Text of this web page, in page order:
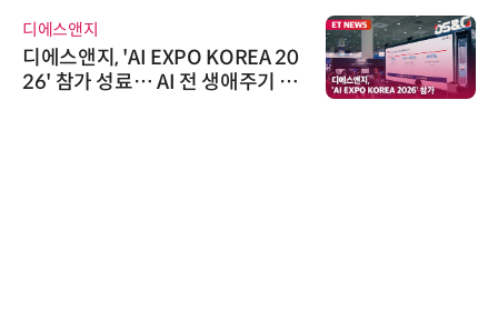
디에스앤지
디에스앤지, 'AI EXPO KOREA 20
26' 참가 성료… AI 전 생애주기 아